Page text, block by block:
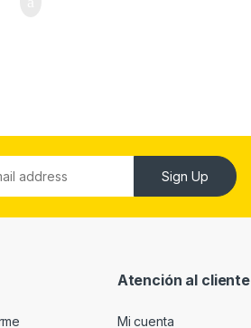
Sign Up
Atención al cliente
Mi cuenta